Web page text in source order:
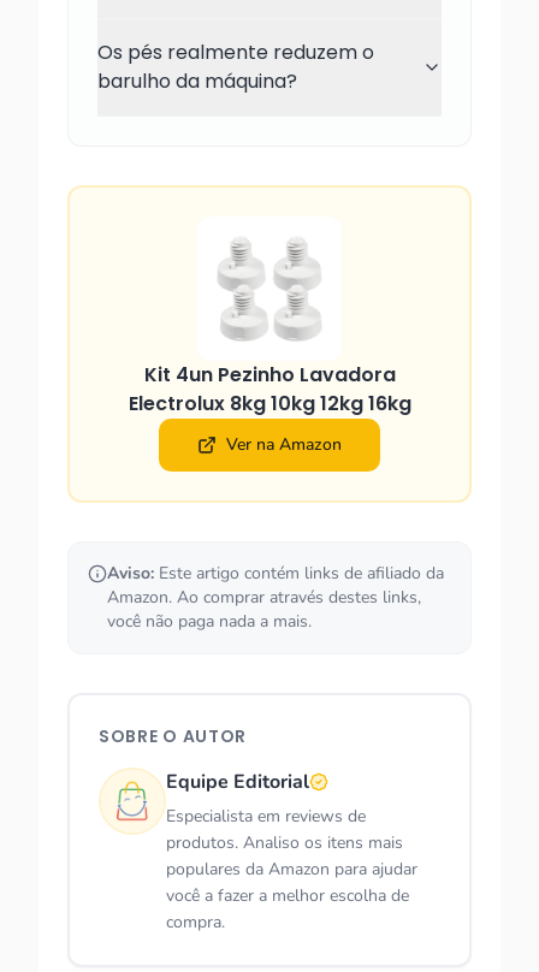
Os pés realmente reduzem o
barulho da máquina?
Kit 4un Pezinho Lavadora
Electrolux 8kg 10kg 12kg 16kg
Ver na Amazon
Aviso: Este artigo contém links de afiliado da
Amazon. Ao comprar através destes links,
você não paga nada a mais.
SOBRE O AUTOR
Equipe Editorial
Especialista em reviews de
produtos. Analiso os itens mais
populares da Amazon para ajudar
você a fazer a melhor escolha de
compra.